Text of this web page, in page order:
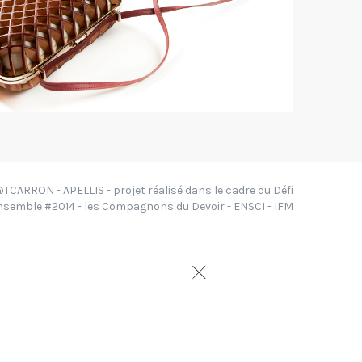
- APELLIS - projet réalisé dans le cadre du Défi
#2014 - les Compagnons du Devoir - ENSCI - IFM
en France au
tous animés par la